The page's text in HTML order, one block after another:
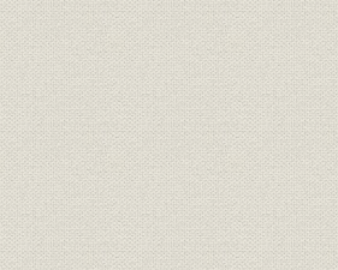
第1節 占領政策と海運管理
第2節 占領政策と大阪商船・三井船舶
第3節 海運管理下の大阪商船・三井船舶
第8章 海運業の復興
第1節 激動の海運復興
第2節 大阪商船の国際海運界復帰